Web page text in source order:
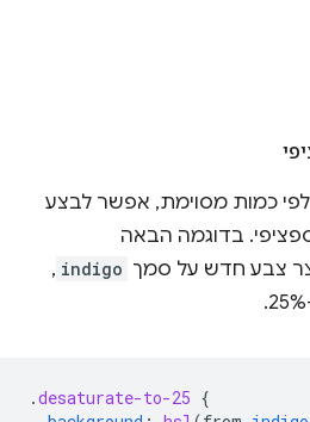
כמות מסוימת, אפשר לבצע
בדוגמה הבאה
צבע חדש על סמך indigo
,
.desaturate-to-25 {